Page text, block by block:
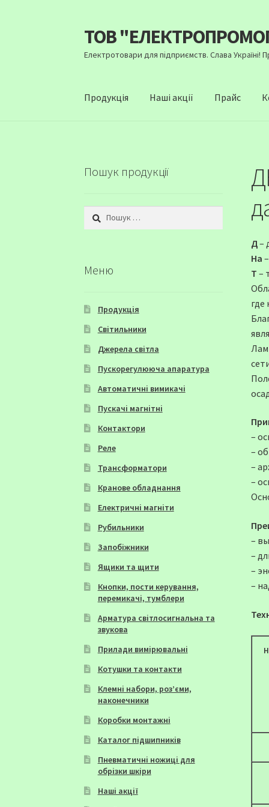
Перейти
до
навігації
Перейти
до
вмісту
ТОВ
Електротовари для підприємств. Слава Україні!
Продукція Наші акції Прайс
Д–
На
Т –
где
–
–
–
–
–
–
–
–
Пошук продукції
Пошук:
Меню
Продукція
Світильники
Джерела світла
Пускорегулююча апаратура
Автоматичні вимикачі
Пускачі магнітні
Контактори
Реле
Трансформатори
Кранове обладнання
Електричні магніти
Рубильники
Запобіжники
Ящики та щити
Кнопки, пости керування,
перемикачі, тумблери
Арматура світлосигнальна та
звукова
Прилади вимірювальні
Котушки та контакти
Клемні набори, роз’єми,
наконечники
Коробки монтажні
Каталог підшипників
Пневматичні ножиці для
обрізки шкіри
Наші акції